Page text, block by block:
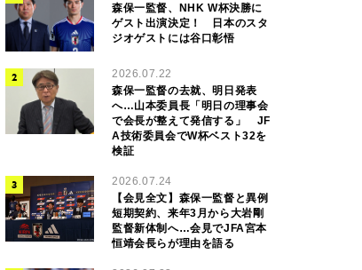
森保一監督、NHK W杯決勝に
ゲスト出演決定！ 日本のスタ
ジオゲストには谷口彰悟
2026.07.22
森保一監督の去就、明日発表
へ…山本委員長「明日の理事会
で会長が整えて発信する」 JF
A技術委員会でW杯ベスト32を
検証
2026.07.24
【会見全文】森保一監督と異例
短期契約、来年3月から大岩剛
監督新体制へ…会見でJFA宮本
恒靖会長らが理由を語る